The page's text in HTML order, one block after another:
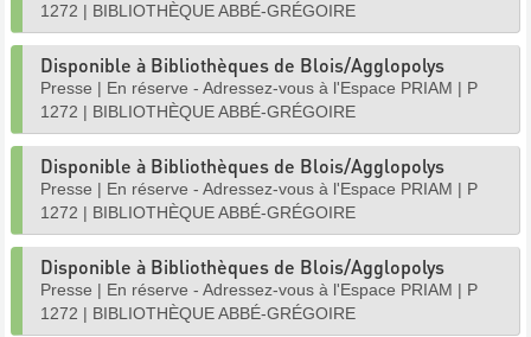
1272 | BIBLIOTHÈQUE ABBÉ-GRÉGOIRE
Disponible à Bibliothèques de Blois/Agglopolys
Presse | En réserve - Adressez-vous à l'Espace PRIAM | P
1272 | BIBLIOTHÈQUE ABBÉ-GRÉGOIRE
Disponible à Bibliothèques de Blois/Agglopolys
Presse | En réserve - Adressez-vous à l'Espace PRIAM | P
1272 | BIBLIOTHÈQUE ABBÉ-GRÉGOIRE
Disponible à Bibliothèques de Blois/Agglopolys
Presse | En réserve - Adressez-vous à l'Espace PRIAM | P
1272 | BIBLIOTHÈQUE ABBÉ-GRÉGOIRE